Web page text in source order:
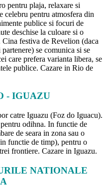
pentru plaja, relaxare si
celebru pentru atmosfera din
publice si focuri de
deschise la culoare si o
festiva de Revelion (daca
se comunica si se
care prefera varianta libera, se
publice. Cazare in Rio de
- IGUAZU
catre Iguazu (Foz do Iguacu).
odihna. In functie de
de seara in zona sau o
functie de timp), pentru o
frontiere. Cazare in Iguazu.
NATIONALE